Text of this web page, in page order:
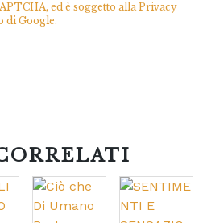
ed è soggetto allaPrivacy
di Google.